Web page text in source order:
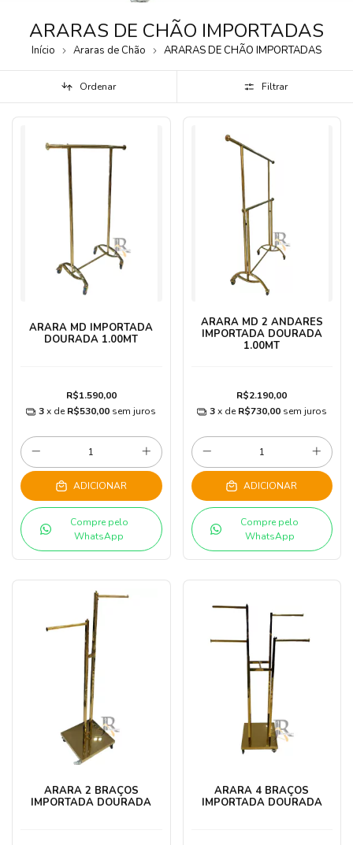
ARARAS DE CHÃO IMPORTADAS
Início Araras de Chão ARARAS DE CHÃO IMPORTADAS
Ordenar Filtrar
ARARA MD IMPORTADA
DOURADA 1.00MT
R$1.590,00
3 x de R$530,00 sem juros
ADICIONAR
Compre pelo
WhatsApp
ARARA MD 2 ANDARES
IMPORTADA DOURADA
1.00MT
R$2.190,00
3 x de R$730,00 sem juros
ADICIONAR
Compre pelo
WhatsApp
ARARA 2 BRAÇOS
IMPORTADA DOURADA
ARARA 4 BRAÇOS
IMPORTADA DOURADA